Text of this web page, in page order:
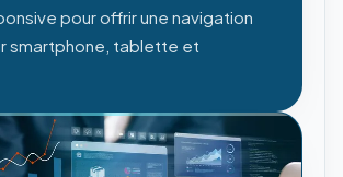
pour offrir une navigation
smartphone, tablette et